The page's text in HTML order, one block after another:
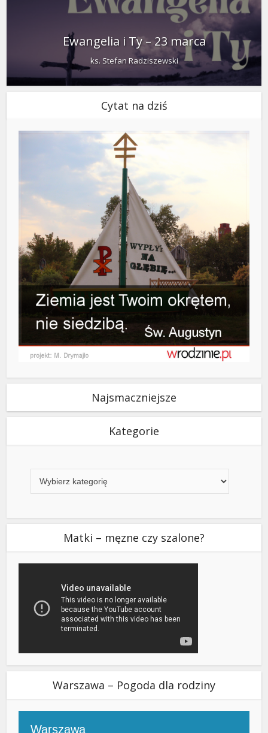
Ewangelia i Ty – 23 marca
ks. Stefan Radziszewski
Cytat na dziś
Najsmaczniejsze
Kategorie
Matki – męzne czy szalone?
Warszawa – Pogoda dla rodziny